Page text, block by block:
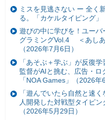
ミスを見逃さない ー 全く
る。「カケルタイピング」
遊びの中に学びを！ユー
グラミングVol.4 ＜あし
（2026年7月6日）
「あそぶ＋学ぶ」が反復
監督がAIと挑む、広告・
「NOA Games」（2026年
「遊んでいたら自然と速
人開発した対戦型タイピン
（2026年5月29日）